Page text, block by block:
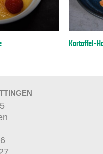
Gemüse-Frittata